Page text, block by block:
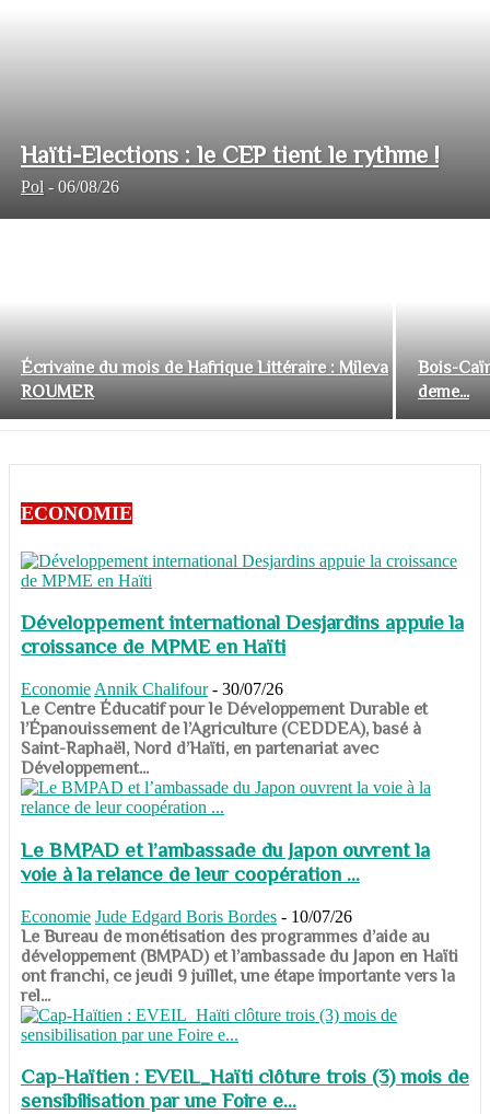
Haïti-Elections : le CEP tient le rythme !
Pol - 06/08/26
Écrivaine du mois de Hafrique Littéraire : Mileva
ROUMER
Bois-
deme...
ECONOMIE
Développement international Desjardins appuie la
croissance de MPME en Haïti
Economie Annik Chalifour - 30/07/26
​​​​​​​Le Centre Éducatif pour le Développement Durable et
l’Épanouissement de l’Agriculture (CEDDEA), basé à
Saint-Raphaël, Nord d’Haïti, en partenariat avec
Développement...
Le BMPAD et l’ambassade du Japon ouvrent la
voie à la relance de leur coopération ...
Economie Jude Edgard Boris Bordes - 10/07/26
​​​​​​​Le Bureau de monétisation des programmes d’aide au
développement (BMPAD) et l’ambassade du Japon en Haïti
ont franchi, ce jeudi 9 juillet, une étape importante vers la
rel...
Cap-Haïtien : EVEIL_Haïti clôture trois (3) mois de
sensibilisation par une Foire e...